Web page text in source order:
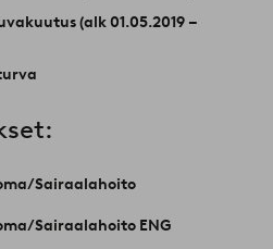
(alk 01.05.2019 –
Sairaalahoito
Sairaalahoito ENG